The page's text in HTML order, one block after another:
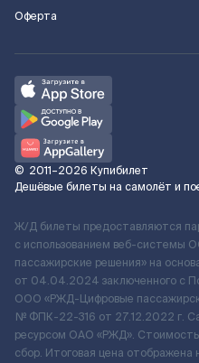
Оферта
© 2011–2026 Купибилет
Дешёвые билеты на самолёт и
Ж/Д билеты предоставляются
с использованием веб-системы
пассажирские решения» на
от 04.04.2024 заключенного с
ООО «РЖД-Цифровые
№ ФПК-22-316 от 27.12.2022 г.
ресурсом ОАО «РЖД».
сбор. Итоговая цена отображена